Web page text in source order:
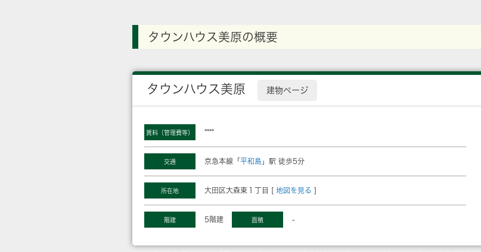
タウンハウス美原の概要
タウンハウス美原 建物ページ
賃料（管理費等） ****
交通 京急本線「 平和島 」駅 徒歩5分
所在地 大田区大森東１丁目 [ 地図を見る ]
階建 5階建 面積 -